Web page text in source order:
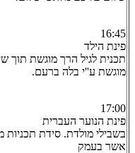
16:45
פינת הילד
תכנית לגיל הרך מוגשת תוך
מוגשת ע''י בלה ברעם.
17:00
פינת הנוער העברית
בשבילי מולדת. סידת
אשר בעמק